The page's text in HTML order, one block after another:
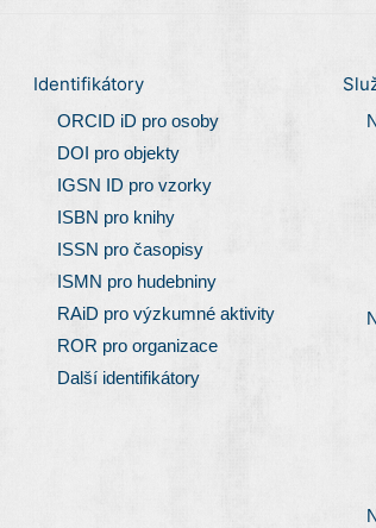
Identifikátory
ORCID iD pro osoby
DOI pro objekty
IGSN ID pro vzorky
ISBN pro knihy
ISSN pro časopisy
ISMN pro hudebniny
RAiD pro výzkumné aktivity
ROR pro organizace
Další identifikátory